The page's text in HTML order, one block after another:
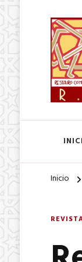
Inicio